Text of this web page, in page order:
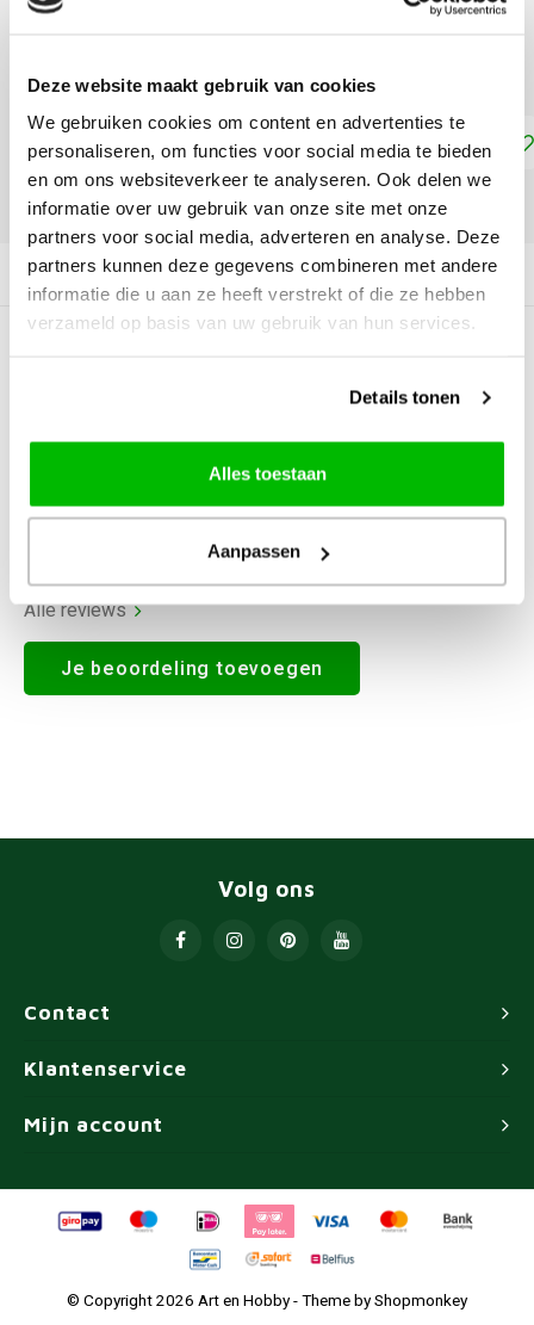
Deze website maakt gebruik van cookies
We gebruiken cookies om content en advertenties te
personaliseren, om functies voor social media te bieden
en om ons websiteverkeer te analyseren. Ook delen we
informatie over uw gebruik van onze site met onze
partners voor social media, adverteren en analyse. Deze
partners kunnen deze gegevens combineren met andere
informatie die u aan ze heeft verstrekt of die ze hebben
verzameld op basis van uw gebruik van hun services.
Details tonen
Alles toestaan
Aanpassen
DIRECT LEVERBAAR
Toevoegen aan winkelwagen
DELEN:
Productomschrijving
Alle reviews
Je beoordeling toevoegen
Contact
Volg ons
Klantenservice
Mijn account
© Copyright 2026 Art en Hobby - Theme byShopmonkey